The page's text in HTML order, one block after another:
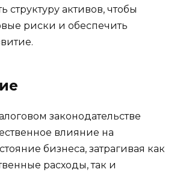
структуру активов, чтобы
риски и обеспечить
законодательстве
влияние на
бизнеса, затрагивая как
расходы, так и